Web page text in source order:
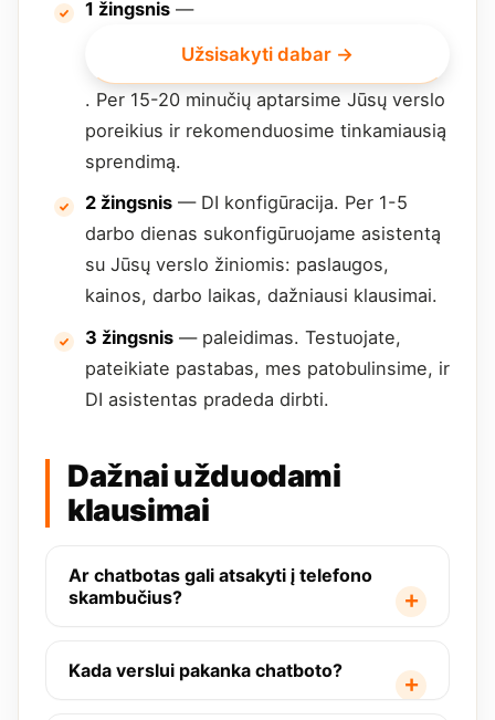
1 žingsnis —
Užsisakyti dabar →
. Per 15-20 minučių aptarsime Jūsų verslo
poreikius ir rekomenduosime tinkamiausią
sprendimą.
2 žingsnis — DI konfigūracija. Per 1-5
darbo dienas sukonfigūruojame asistentą
su Jūsų verslo žiniomis: paslaugos,
kainos, darbo laikas, dažniausi klausimai.
3 žingsnis — paleidimas. Testuojate,
pateikiate pastabas, mes patobulinsime, ir
DI asistentas pradeda dirbti.
Dažnai užduodami
klausimai
Ar chatbotas gali atsakyti į telefono
skambučius?
Kada verslui pakanka chatboto?